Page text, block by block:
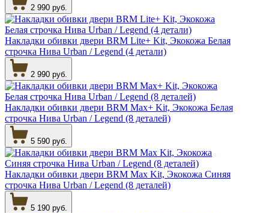
2 990 руб.
Накладки обивки двери BRM Lite+ Kit, Экокожа Белая
строчка Нива Urban / Legend (4 детали)
2 990 руб.
Накладки обивки двери BRM Max+ Kit, Экокожа Белая
строчка Нива Urban / Legend (8 деталей)
5 590 руб.
Накладки обивки двери BRM Max Kit, Экокожа Синяя
строчка Нива Urban / Legend (8 деталей)
5 190 руб.